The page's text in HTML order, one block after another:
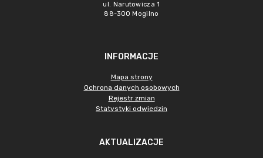
ul. Narutowicza 1
88-300 Mogilno
INFORMACJE
Mapa strony
Ochrona danych osobowych
Rejestr zmian
Statystyki odwiedzin
AKTUALIZACJE